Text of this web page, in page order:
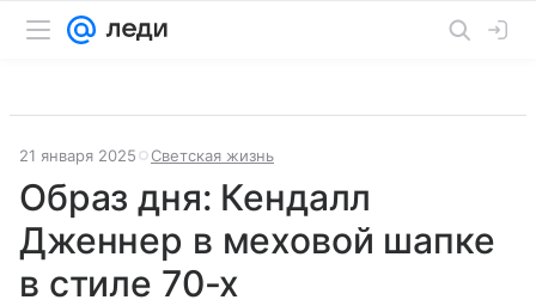
21 января 2025 Светская жизнь
Образ дня: Кендалл
Дженнер в меховой шапке
в стиле 70-х